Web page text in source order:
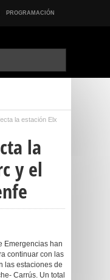
PROGRAMACIÓN
la estación Elx
la
y el
Emergencias han
continuar con las
las estaciones de
Carrús. Un total